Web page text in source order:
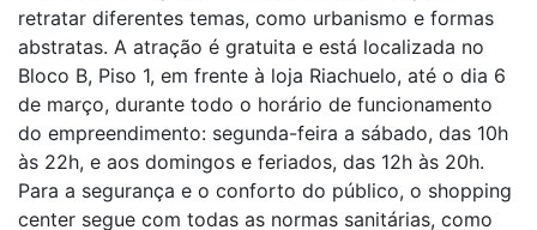
retratar diferentes temas, como urbanismo e formas
abstratas. A atração é gratuita e está localizada no
Bloco B, Piso 1, em frente à loja Riachuelo, até o dia 6
de março, durante todo o horário de funcionamento
do empreendimento: segunda-feira a sábado, das 10h
às 22h, e aos domingos e feriados, das 12h às 20h.
Para a segurança e o conforto do público, o shopping
center segue com todas as normas sanitárias, como